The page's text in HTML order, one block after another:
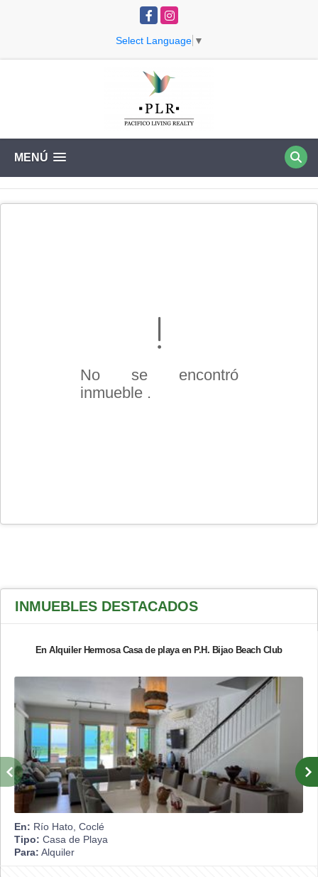
FacebookInstagram
Select Language ▼
MENÚ
No se encontró
inmueble .
INMUEBLES DESTACADOS
En Alquiler Hermosa Casa de playa en P.H. Bijao Beach Club
En: Río Hato, Coclé
Tipo: Casa de Playa
Para: Alquiler